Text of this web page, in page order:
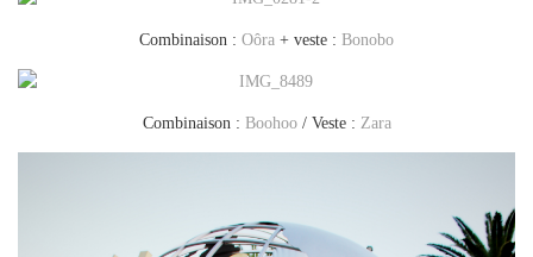
Combinaison : Oôra + veste : Bonobo
Combinaison : Boohoo/ Veste : Zara